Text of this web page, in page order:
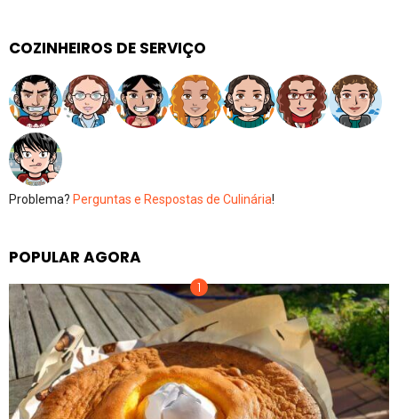
COZINHEIROS DE SERVIÇO
Problema? Perguntas e Respostas de Culinária!
POPULAR AGORA